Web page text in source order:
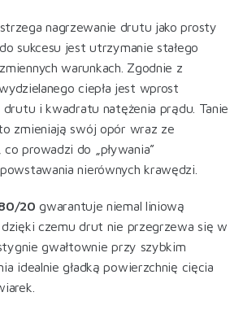
nagrzewanie drutu jako prosty
sukcesu jest utrzymanie stałego
warunkach. Zgodnie z
wydzielanego ciepła jest wprost
drutu i kwadratu natężenia prądu. Tanie
zmieniają swój opór wraz ze
prowadzi do „pływania”
nierównych krawędzi.
20 gwarantuje niemal liniową
czemu drut nie przegrzewa się w
gwałtownie przy szybkim
idealnie gładką powierzchnię cięcia